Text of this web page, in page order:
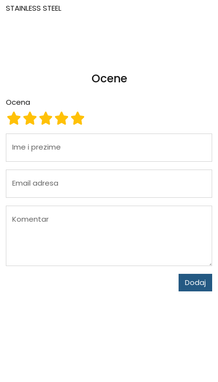
STAINLESS STEEL
Ocene
Ocena
Ocena 5
Ocena 4
Ocena 3
Ocena 2
Ocena 1
Ime i prezime
Email adresa
Komentar
Dodaj